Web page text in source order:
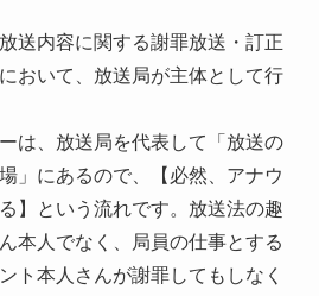
送内容に関する謝罪放送・訂正
おいて、放送局が主体として行
は、放送局を代表して「放送の
」にあるので、【必然、アナウ
】という流れです。放送法の趣
本人でなく、局員の仕事とする
ト本人さんが謝罪してもしなく